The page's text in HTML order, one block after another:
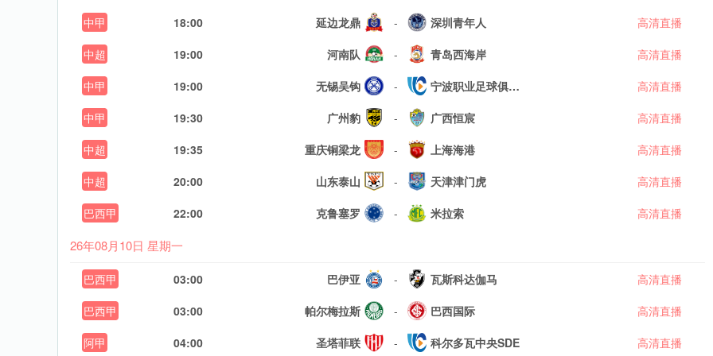
中甲
18:00 延边龙鼎 - 深圳青年人
高清直播
中超
19:00 河南队 - 青岛西海岸
高清直播
中甲
19:00 无锡吴钩 -
宁波职业足球俱乐
部
高清直播
中甲
19:30 广州豹 - 广西恒宸
高清直播
中超
19:35 重庆铜梁龙 - 上海海港
高清直播
中超
20:00 山东泰山 - 天津津门虎
高清直播
巴西甲
22:00 克鲁塞罗 - 米拉索 高清直播
26年08月10日 星期一
巴西甲 03:00 巴伊亚 - 瓦斯科达伽马
高清直播
巴西甲
03:00 帕尔梅拉斯 - 巴西国际
高清直播
阿甲
04:00 圣塔菲联 - 科尔多瓦中央SDE 高清直播